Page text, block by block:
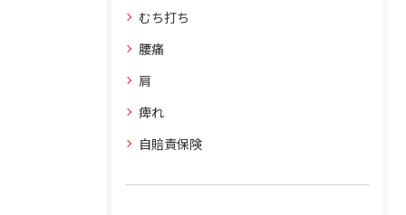
むち打ち
腰痛
肩
痺れ
自賠責保険